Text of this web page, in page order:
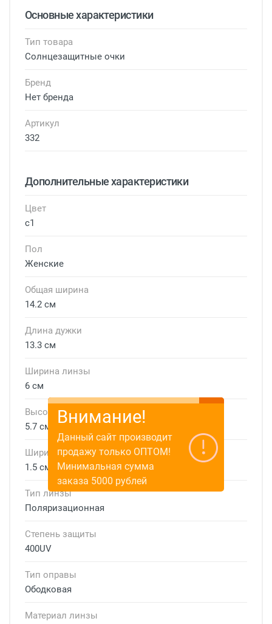
Основные характеристики
Тип товара
Солнцезащитные очки
Бренд
Нет бренда
Артикул
332
Дополнительные характеристики
Цвет
с1
Пол
Женские
Общая ширина
14.2 см
Длина дужки
13.3 см
Ширина линзы
6 см
Высота линзы
5.7 см
Ширина мостика
1.5 см
Тип линзы
Поляризационная
Степень защиты
400UV
Тип оправы
Ободковая
Материал линзы
Внимание!
Данный сайт производит
продажу только ОПТОМ!
Минимальная сумма
заказа 5000 рублей